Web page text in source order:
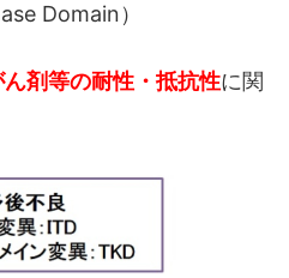
Domain）
剤等の耐性・抵抗性に関